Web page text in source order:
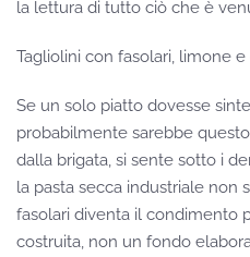
la lettura di tutto ciò che è
Tagliolini con fasolari, limone
Se un solo piatto dovesse
probabilmente sarebbe
dalla brigata, si sente sotto i
la pasta secca industriale non
fasolari diventa il condimento
costruita, non un fondo